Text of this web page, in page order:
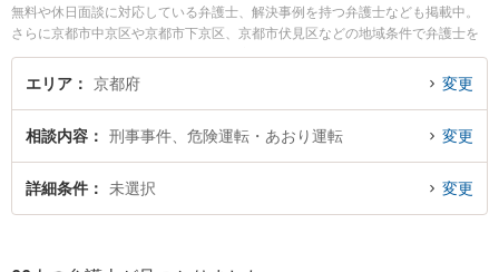
無料や休日面談に対応している弁護士、解決事例を持つ弁護士なども掲載中。
さらに京都市中京区や京都市下京区、京都市伏見区などの地域条件で弁護士を
絞り込めます。刑事事件に関係する加害者側や少年事件、再犯・前科あり等の
細かな分野での絞り込み検索もでき便利です。特に紳法律事務所の丸山 紳弁護
報や弁護士費用、強みなどが注目されています。『京都府で土日や夜間に発生
した危険運転・あおり運転のトラブルを今すぐに弁護士に相談したい』『危険
運転・あおり運転のトラブル解決の実績豊富な近くの弁護士を検索したい』
エリア 京都府 変更
相談内容 刑事事件、危険運転・あおり運転 変更
詳細条件 未選択 変更